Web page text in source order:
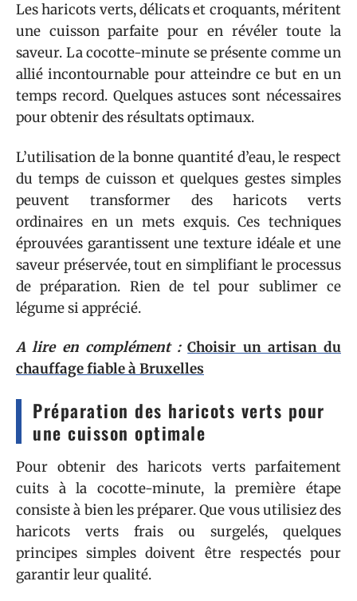
Les haricots verts, délicats et croquants, méritent
une cuisson parfaite pour en révéler toute la
saveur. La cocotte-minute se présente comme un
allié incontournable pour atteindre ce but en un
temps record. Quelques astuces sont nécessaires
pour obtenir des résultats optimaux.
L’utilisation de la bonne quantité d’eau, le respect
du temps de cuisson et quelques gestes simples
peuvent transformer des haricots verts
ordinaires en un mets exquis. Ces techniques
éprouvées garantissent une texture idéale et une
saveur préservée, tout en simplifiant le processus
de préparation. Rien de tel pour sublimer ce
légume si apprécié.
A lire en complément : Choisir un artisan du
chauffage fiable à Bruxelles
Préparation des haricots verts pour
une cuisson optimale
Pour obtenir des haricots verts parfaitement
cuits à la cocotte-minute, la première étape
consiste à bien les préparer. Que vous utilisiez des
haricots verts frais ou surgelés, quelques
principes simples doivent être respectés pour
garantir leur qualité.